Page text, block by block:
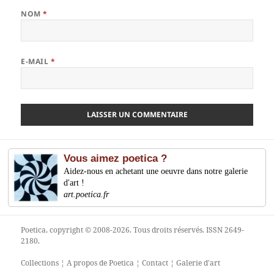
NOM*
E-MAIL *
Vous aimez poetica ?
Aidez-nous en achetant une oeuvre dans notre galerie
d'art !
art.poetica.fr
Poetica, copyright © 2008-2026. Tous droits réservés. ISSN 2649-
2180.
Collections ¦A propos de Poetica ¦Contact ¦Galerie d'art